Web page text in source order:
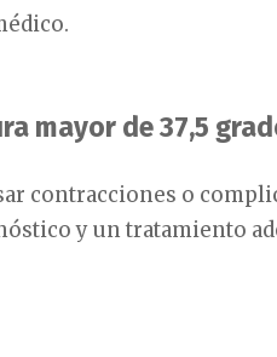
mayor de 37,5
contracciones o
y un tratamiento